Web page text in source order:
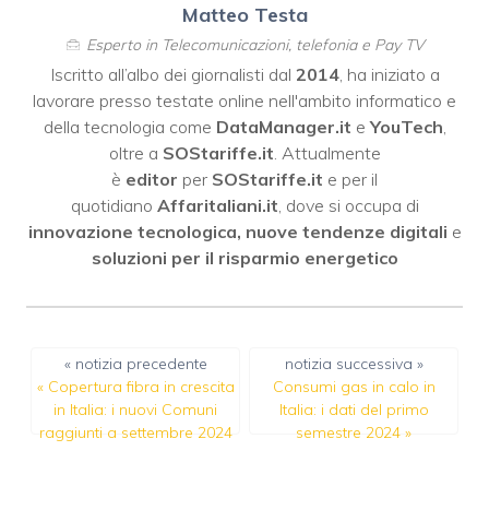
Matteo Testa
Esperto in Telecomunicazioni, telefonia e Pay TV
Iscritto all’albo dei giornalisti dal 2014, ha iniziato a
lavorare presso testate online nell'ambito informatico e
della tecnologia come DataManager.it eYouTech
oltre a SOStariffe.it . Attualmente
è editor per SOStariffe.it e per il
quotidiano Affaritaliani.it , dove si occupa di
innovazione tecnologica, nuove tendenze digitali e
soluzioni per il risparmio energetico
« notizia precedente
« Copertura fibra in crescita
in Italia: i nuovi Comuni
raggiunti a settembre 2024
notizia successiva »
Consumi gas in calo in
Italia: i dati del primo
semestre 2024 »